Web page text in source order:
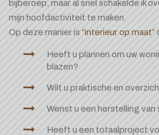
bijberoep, maar al snel schakelde ik
mijn hoofdactiviteit te maken.
Op deze manier is “interieur op maat”
Heeft u plannen om uw
blazen?
Wilt u praktische en
Wenst u een herstelling van
Heeft u een totaalproject